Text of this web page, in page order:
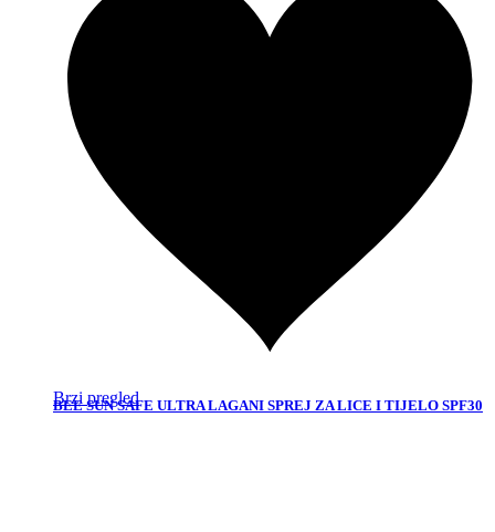
Brzi pregled
BEE SUN SAFE ULTRA LAGANI SPREJ ZA LICE I TIJELO SPF30